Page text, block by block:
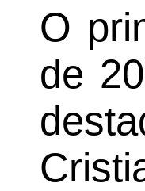
O
de